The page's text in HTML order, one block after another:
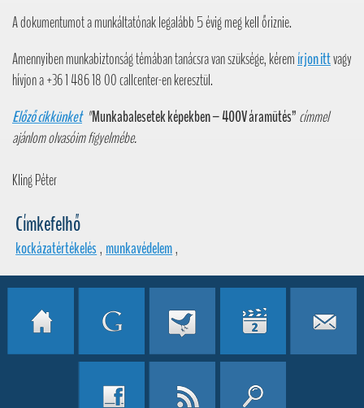
A dokumentumot a munkáltatónak legalább 5 évig meg kell őriznie.
Amennyiben munkabiztonság témában tanácsra van szüksége, kéremírjon ittvagy
hívjon a +36 1 486 18 00 callcenter-en keresztül.
Előző cikkünket"Munkabalesetek képekben – 400V áramütés”címmel
ajánlom olvasóim figyelmébe.
Kling Péter
Címkefelhő
kockázatértékelés, munkavédelem,